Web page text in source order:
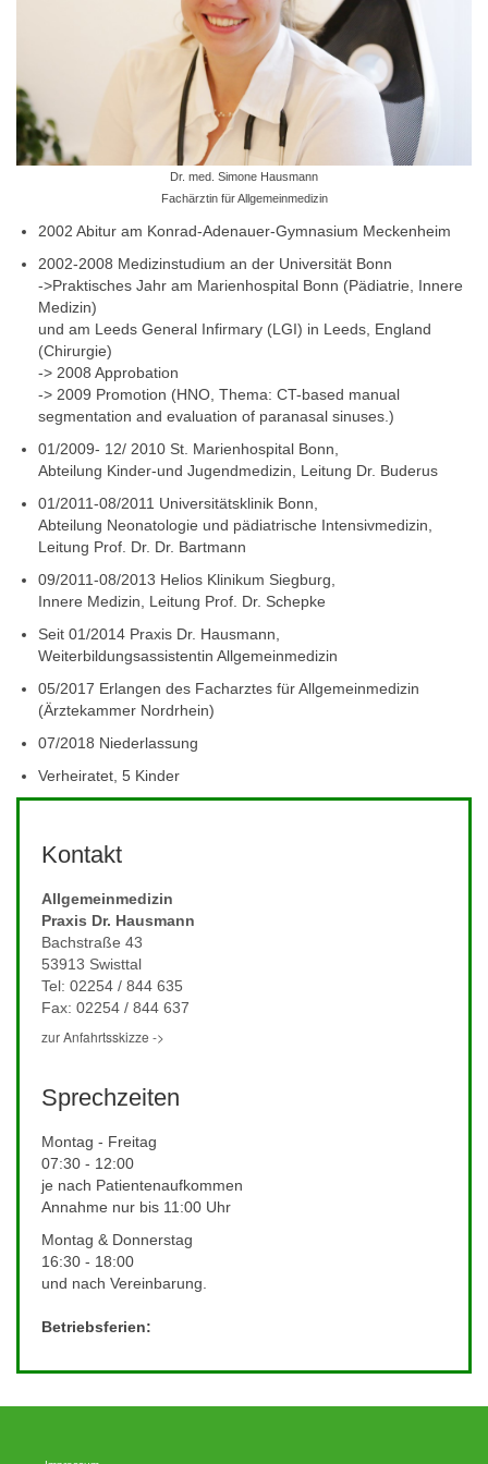
Dr. med. Simone Hausmann
Fachärztin für Allgemeinmedizin
2002 Abitur am Konrad-Adenauer-Gymnasium Meckenheim
2002-2008 Medizinstudium an der Universität Bonn
->Praktisches Jahr am Marienhospital Bonn (Pädiatrie, Innere
Medizin)
und am Leeds General Infirmary (LGI) in Leeds, England
(Chirurgie)
-> 2008 Approbation
-> 2009 Promotion (HNO, Thema: CT-based manual
segmentation and evaluation of paranasal sinuses.)
01/2009- 12/ 2010 St. Marienhospital Bonn,
Abteilung Kinder-und Jugendmedizin, Leitung Dr. Buderus
01/2011-08/2011 Universitätsklinik Bonn,
Abteilung Neonatologie und pädiatrische Intensivmedizin,
Leitung Prof. Dr. Dr. Bartmann
09/2011-08/2013 Helios Klinikum Siegburg,
Innere Medizin, Leitung Prof. Dr. Schepke
Seit 01/2014 Praxis Dr. Hausmann,
Weiterbildungsassistentin Allgemeinmedizin
05/2017 Erlangen des Facharztes für Allgemeinmedizin
(Ärztekammer Nordrhein)
07/2018 Niederlassung
Verheiratet, 5 Kinder
Kontakt
Allgemeinmedizin
Praxis Dr. Hausmann
Bachstraße 43
53913 Swisttal
Tel: 02254 / 844 635
Fax: 02254 / 844 637
zur Anfahrtsskizze ->
Sprechzeiten
Montag - Freitag
07:30 - 12:00
je nach Patientenaufkommen
Annahme nur bis 11:00 Uhr
Montag & Donnerstag
16:30 - 18:00
und nach Vereinbarung.
Betriebsferien: